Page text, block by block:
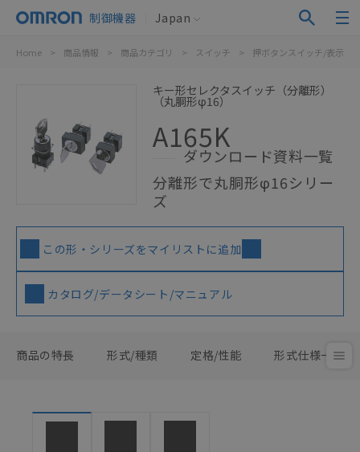
制御機器 Japan
Home > 商品情報 > 商品カテゴリ > スイッチ > 押ボタンスイッチ/表示灯
キー形セレクタスイッチ（分離形）
（丸胴形φ16）
A165K
ダウンロード資料一覧
分離形で丸胴形φ16シリー
ズ
この形・シリーズをマイリストに追加
カタログ/データシート/マニュアル
商品の特長 形式/種類 定格/性能 形式仕様一覧